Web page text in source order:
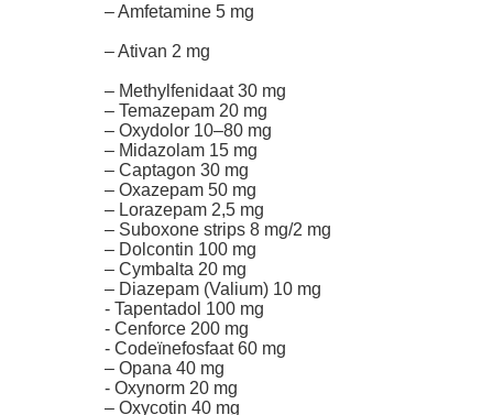
– Amfetamine 5 mg
– Ativan 2 mg
– Methylfenidaat 30 mg
– Temazepam 20 mg
– Oxydolor 10–80 mg
– Midazolam 15 mg
– Captagon 30 mg
– Oxazepam 50 mg
– Lorazepam 2,5 mg
– Suboxone strips 8 mg/2 mg
– Dolcontin 100 mg
– Cymbalta 20 mg
– Diazepam (Valium) 10 mg
- Tapentadol 100 mg
- Cenforce 200 mg
- Codeïnefosfaat 60 mg
– Opana 40 mg
- Oxynorm 20 mg
– Oxycotin 40 mg